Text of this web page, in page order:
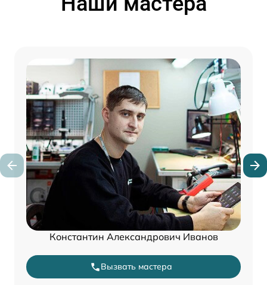
Константин Александрович Иванов
Вызвать мастера